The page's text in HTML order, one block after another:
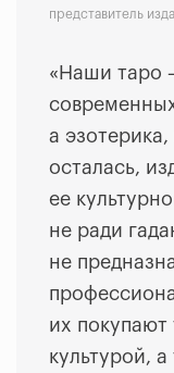
представитель
«Наши таро
а
осталась,
ее
не ради
не
их покупают
культурой,